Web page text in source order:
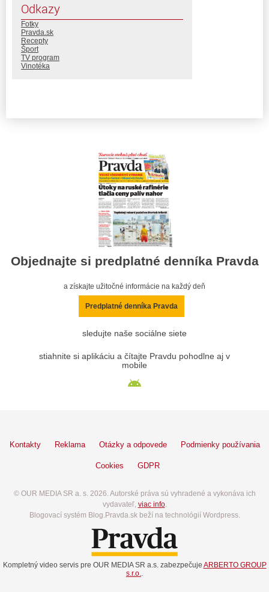
Odkazy
Fotky
Pravda.sk
Recepty
Šport
TV program
Vinotéka
Objednajte si predplatné denníka Pravda
a získajte užitočné informácie na každý deň
Predplatné denníka Pravda
sledujte naše sociálne siete
stiahnite si aplikáciu a čítajte Pravdu pohodlne aj v
mobile
Kontakty Reklama Otázky a odpovede Podmienky používania
Cookies GDPR
© OUR MEDIA SR a. s. 2026. Autorské práva sú vyhradené a vykonáva ich
vydavateľ, viac info.
Blogovací systém Blog.Pravda.sk beží na technológií Wordpress.
Kompletný video servis pre OUR MEDIA SR a.s. zabezpečuje ARBERTO GROUP
s.r.o.